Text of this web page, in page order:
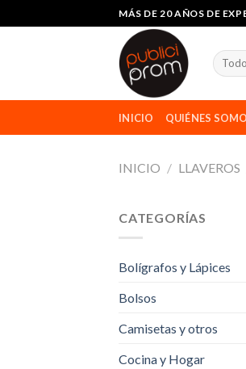
al
MÁS DE 20 AÑOS DE
INICIO QUIÉNES
INICIO / LLAVEROS
CATEGORÍAS
Bolígrafos y Lápices
Bolsos
Camisetas y otros
Cocina y Hogar